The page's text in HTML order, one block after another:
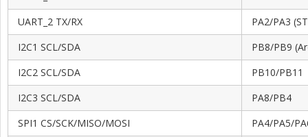
UART_2 TX/RX
PA2/PA3
I2C1 SCL/SDA
PB8/PB9
I2C2 SCL/SDA
PB10/PB11
I2C3 SCL/SDA
PA8/PB4
SPI1 CS/SCK/MISO/MOSI
PA4/PA5/